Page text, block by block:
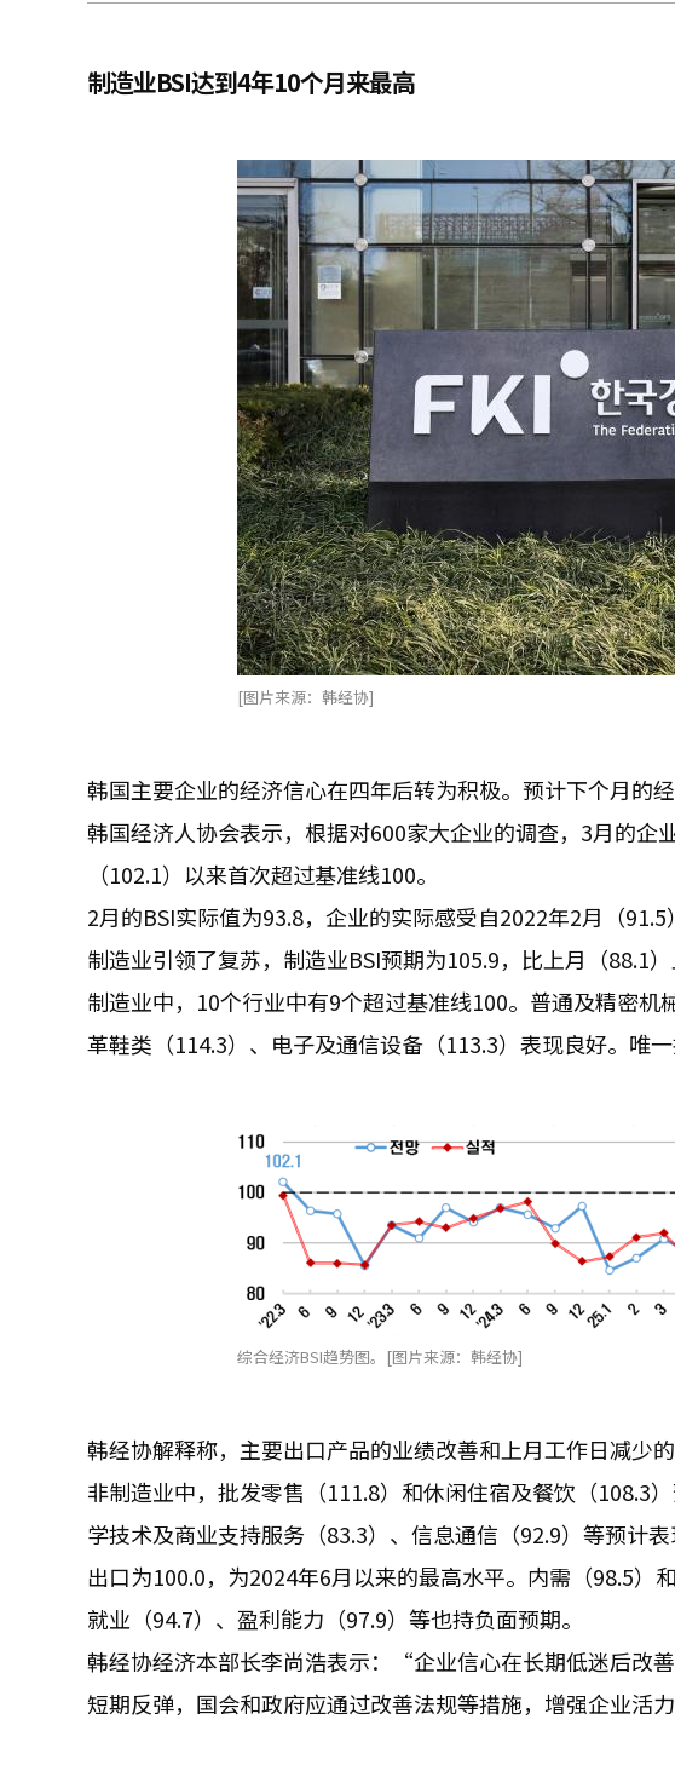
制造业BSI达到4年10个月来最高
[图片来源：韩经协]
韩国主要企业的经济信心在四年后转为积极。预计下个月的经
韩国经济人协会表示，根据对600家大企业的调查，3月的企
（102.1）以来首次超过基准线100。
2月的BSI实际值为93.8，企业的实际感受自2022年2月（91.5
制造业引领了复苏，制造业BSI预期为105.9，比上月（88.1
制造业中，10个行业中有9个超过基准线100。普通及精密
革鞋类（114.3）、电子及通信设备（113.3）表现良好。唯
综合经济BSI趋势图。[图片来源：韩经协]
韩经协解释称，主要出口产品的业绩改善和上月工作日减少
非制造业中，批发零售（111.8）和休闲住宿及餐饮（108.3
学技术及商业支持服务（83.3）、信息通信（92.9）等预计表
出口为100.0，为2024年6月以来的最高水平。内需（98.5）
就业（94.7）、盈利能力（97.9）等也持负面预期。
韩经协经济本部长李尚浩表示：“企业信心在长期低迷后改
短期反弹，国会和政府应通过改善法规等措施，增强企业活